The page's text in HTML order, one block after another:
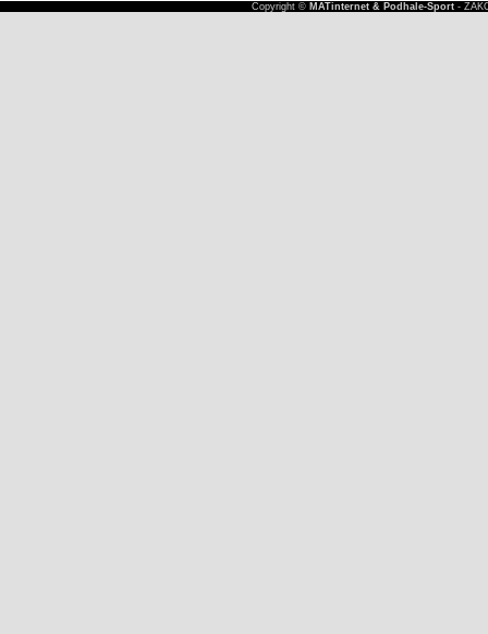
Copyright © MATinternet & Podhale-Sport-